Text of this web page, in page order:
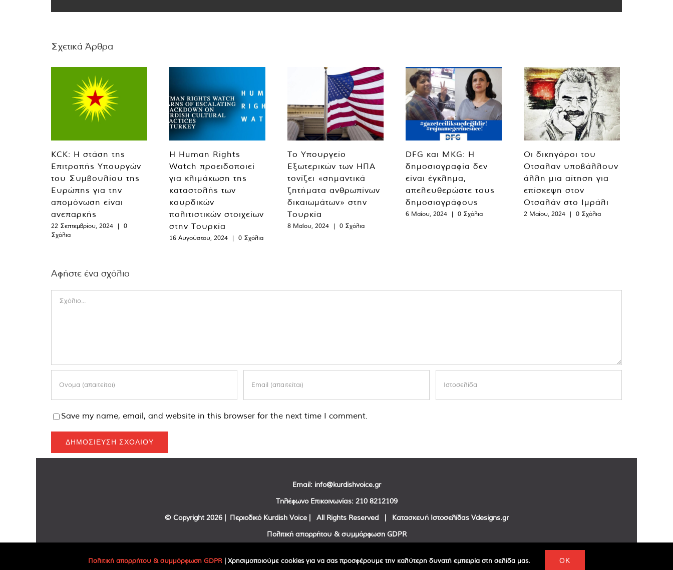
Σχετικά Άρθρα
KCK: Η στάση της
Επιτροπής Υπουργών
του Συμβουλίου της
Ευρώπης για την
απομόνωση είναι
ανεπαρκής
22 Σεπτεμβρίου, 2024 |
0
Σχόλια
Η Human Rights
Watch προειδοποιεί
για κλιμάκωση της
καταστολής των
κουρδικών
πολιτιστικών στοιχείων
στην Τουρκία
16 Αυγούστου, 2024 | 0 Σχόλια
Το Υπουργείο
Εξωτερικών των ΗΠΑ
τονίζει «σημαντικά
ζητήματα ανθρωπίνων
δικαιωμάτων» στην
Τουρκία
8 Μαΐου, 2024 | 0 Σχόλια
DFG και MKG: Η
δημοσιογραφία δεν
είναι έγκλημα,
απελευθερώστε τους
δημοσιογράφους
6 Μαΐου, 2024 | 0 Σχόλια
Οι δικηγόροι του
Οτσαλαν υποβάλλουν
άλλη μια αίτηση για
επίσκεψη στον
Οτσαλάν στο Ιμράλι
2 Μαΐου, 2024 | 0 Σχόλια
Αφήστε ένα σχόλιο
Save my name, email, and website in this browser for the next time I comment.
Email: info@kurdishvoice.gr
Τηλέφωνο Επικοινωνίας: 210 8212109
© Copyright 2026 | Περιοδικό Kurdish Voice | All Rights Reserved | Κατασκευή Ιστοσελίδας Vdesigns.gr
Πολιτική απορρήτου & συμμόρφωση GDPR
Πολιτική απορρήτου & συμμόρφωση GDPR | Χρησιμοποιούμε cookies για να σας προσφέρουμε την καλύτερη δυνατή εμπειρία στη σελίδα μας. OK